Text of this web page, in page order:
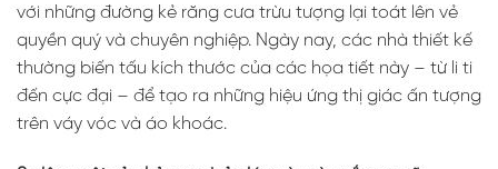
với những đường kẻ răng cưa trừu tượng lại toát lên vẻ
quyền quý và chuyên nghiệp. Ngày nay, các nhà thiết kế
thường biến tấu kích thước của các họa tiết này – từ li ti
đến cực đại – để tạo ra những hiệu ứng thị giác ấn tượng
trên váy vóc và áo khoác.